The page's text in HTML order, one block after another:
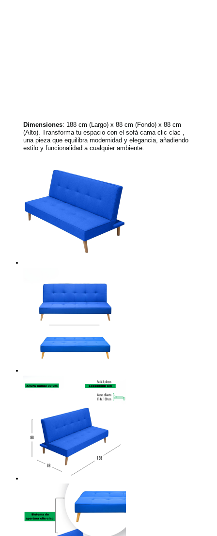
Dimensiones: 188 cm (Largo) x 88 cm (Fondo) x 88 cm
(Alto). Transforma tu espacio con el sofá cama clic clac ,
una pieza que equilibra modernidad y elegancia, añadiendo
estilo y funcionalidad a cualquier ambiente.